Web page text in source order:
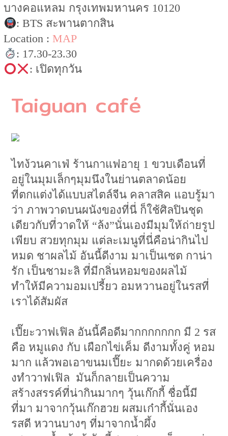
บางคอแหลม กรุงเทพมหานคร 10120
: BTS สะพานตากสิน
Location :MAP
: 17.30-23.30
: เปิดทุกวัน
Taiguan café
ไทง้วนคาเฟ่ ร้านกาแฟอายุ 1 ขวบเดือนที่
อยู่ในมุมเล็กๆมุมนึงในย่านตลาดน้อย
ที่ตกแต่งได้แบบสไตล์จีน คลาสสิค แอบรู้มา
ว่า ภาพวาดบนผนังของที่นี่ ก็ใช้ศิลปินชุด
เดียวกับที่วาดให้ “ล้ง”นั่นเองมีมุมให้ถ่ายรูป
เพียบ สวยทุกมุม แต่ละเมนูที่นี่คือน่ากินไป
หมด ชาผลไม้ อันนี้ดีงาม มาเป็นเซต กาน่า
รัก เป็นชามะลิ ที่มีกลิ่นหอมของผลไม้
ทำให้มีความอมเปรี้ยว อมหวานอยู่ในรสที่
เราได้สัมผัส
เปี๊ยะวาฟเฟิล อันนี้คือดีมากกกกกกก มี 2 รส
คือ หมูแดง กับ เผือกไข่เค็ม ดีงามทั้งคู่ หอม
มาก แล้วพอเอาขนมเปี๊ยะ มากดด้วยเครื่อง
งทำวาฟเฟิล มันก็กลายเป็นความ
สร้างสรรค์ที่น่ากินมากๆ วุ้นเก๊กกี้ ชื่อนี้มี
ที่มา มาจากวุ้นเก๊กฮวย ผสมเก๋ากี้นั่นเอง
รสดี หวานบางๆ ที่มาจากน้ำผึ้ง